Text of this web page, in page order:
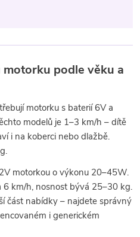
podle věku a
motorku s baterií 6V a
modelů je 1–3 km/h – dítě
i na koberci nebo dlažbě.
motorkou o výkonu 20–45W.
6 km/h, nosnost bývá 25–30 kg.
část nabídky – najdete správný
i generickém